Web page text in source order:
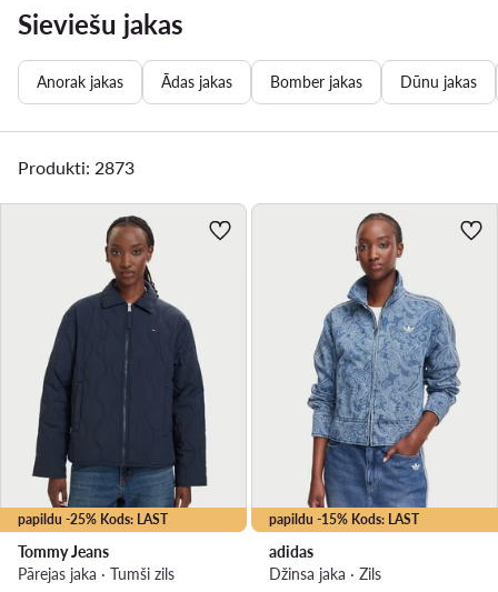
Sieviešu jakas
Anorak jakas Ādas jakas Bomber jakas Dūnu jakas
Produkti: 2873
papildu -25% Kods: LAST
Tommy Jeans
Pārejas jaka · Tumši zils
papildu -15% Kods: LAST
adidas
Džinsa jaka · Zils